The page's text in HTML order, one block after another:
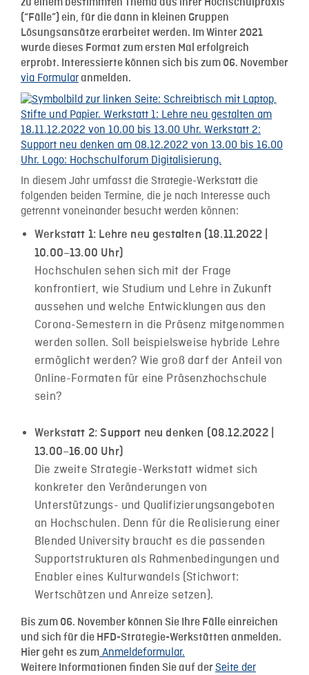
zu einem bestimmten Thema aus ihrer Hochschulpraxis
(“Fälle”) ein, für die dann in kleinen Gruppen
Lösungsansätze erarbeitet werden. Im Winter 2021
wurde dieses Format zum ersten Mal erfolgreich
erprobt. Interessierte können sich bis zum 06. November
via Formularanmelden.
In diesem Jahr umfasst die Strategie-Werkstatt die
folgenden beiden Termine, die je nach Interesse auch
getrennt voneinander besucht werden können:
Werkstatt 1: Lehre neu gestalten (18.11.2022 |
10.00–13.00 Uhr)
Hochschulen sehen sich mit der Frage
konfrontiert, wie Studium und Lehre in Zukunft
aussehen und welche Entwicklungen aus den
Corona-Semestern in die Präsenz mitgenommen
werden sollen. Soll beispielsweise hybride Lehre
ermöglicht werden? Wie groß darf der Anteil von
Online-Formaten für eine Präsenzhochschule
sein?
Werkstatt 2: Support neu denken (08.12.2022 |
13.00–16.00 Uhr)
Die zweite Strategie-Werkstatt widmet sich
konkreter den Veränderungen von
Unterstützungs- und Qualifizierungsangeboten
an Hochschulen. Denn für die Realisierung einer
Blended University braucht es die passenden
Supportstrukturen als Rahmenbedingungen und
Enabler eines Kulturwandels (Stichwort:
Wertschätzen und Anreize setzen).
Bis zum 06. November können Sie Ihre Fälle einreichen
und sich für die HFD-Strategie-Werkstätten anmelden.
Hier geht es zum Anmeldeformular.
Weitere Informationen finden Sie auf derSeite der